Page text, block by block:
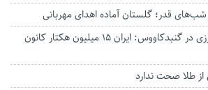
قدر؛ گلستان آماده اهدای مهربانی
معاون وزیر جهادکشاورزی در گنبدکاووس: ایران ۱۵ میلیون هکتار کانون